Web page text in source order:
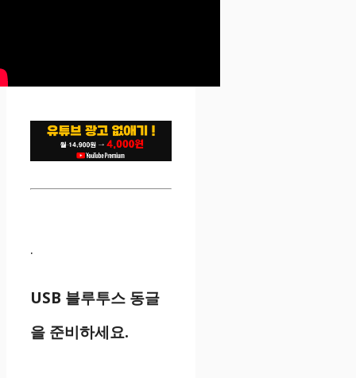
.
USB 블루투스 동글
을 준비하세요.